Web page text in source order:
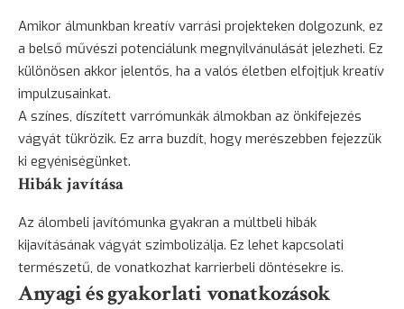
Amikor álmunkban kreatív varrási projekteken dolgozunk, ez
a belső művészi potenciálunk megnyilvánulását jelezheti. Ez
különösen akkor jelentős, ha a valós életben elfojtjuk kreatív
impulzusainkat.
A színes, díszített varrómunkák álmokban az önkifejezés
vágyát tükrözik. Ez arra buzdít, hogy merészebben fejezzük
ki egyéniségünket.
Hibák javítása
Az álombeli javítómunka gyakran a múltbeli hibák
kijavításának vágyát szimbolizálja. Ez lehet kapcsolati
természetű, de vonatkozhat karrierbeli döntésekre is.
Anyagi és gyakorlati vonatkozások